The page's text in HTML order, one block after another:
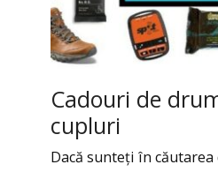
Cadouri de
cupluri
Dacă sunteți în căutarea